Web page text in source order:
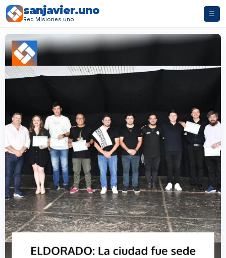
sanjavier.uno
Red Misiones.uno
☰